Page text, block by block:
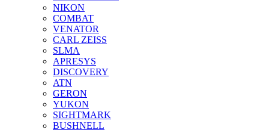
NIKON
COMBAT
VENATOR
CARL ZEISS
SLMA
APRESYS
DISCOVERY
ATN
GERON
YUKON
SIGHTMARK
BUSHNELL